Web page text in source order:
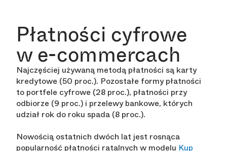
Płatności cyfrowe
w e-commercach
Najczęściej używaną metodą płatności są karty
kredytowe (50 proc.). Pozostałe formy płatności
to portfele cyfrowe (28 proc.), płatności przy
odbiorze (9 proc.) i przelewy bankowe, których
udział rok do roku spada (8 proc.).
Nowością ostatnich dwóch lat jest rosnąca
popularność płatności ratalnych w modelu Kup